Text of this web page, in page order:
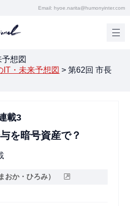
Email: hyoe.narita@humonyinter.com
想図
IT・未来予想図 >第62回 市長
載3
を暗号資産で？
おか・ひろみ）